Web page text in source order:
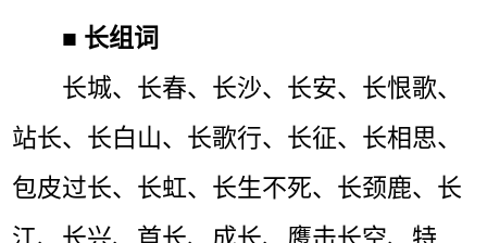
■ 长组词
长城、长春、长沙、长安、长恨歌、
站长、长白山、长歌行、长征、长相思、
包皮过长、长虹、长生不死、长颈鹿、长
江、长兴、首长、成长、鹰击长空、特